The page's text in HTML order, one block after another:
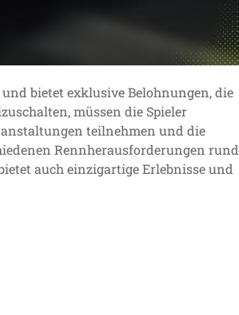
bietet exklusive Belohnungen, die
müssen die Spieler
teilnehmen und die
Rennherausforderungen rund
auch einzigartige Erlebnisse und